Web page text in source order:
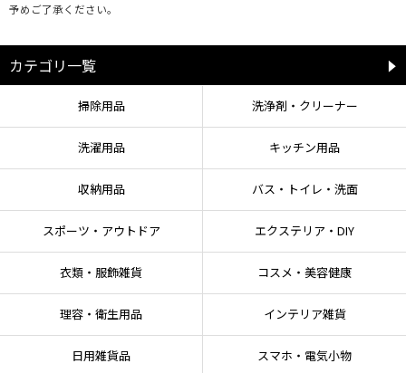
予めご了承ください。
カテゴリ一覧
掃除用品 洗浄剤・クリーナー
洗濯用品 キッチン用品
収納用品 バス・トイレ・洗面
スポーツ・アウトドア エクステリア・DIY
衣類・服飾雑貨 コスメ・美容健康
理容・衛生用品 インテリア雑貨
日用雑貨品 スマホ・電気小物